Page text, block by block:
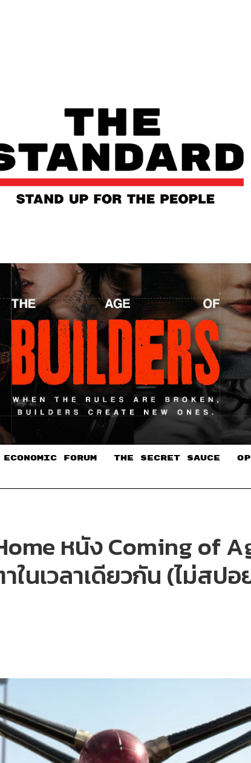
ECONOMIC FORUM THE SECRET SAUCE​
หนัง Coming of
ในเวลาเดียวกัน (ไม่สป